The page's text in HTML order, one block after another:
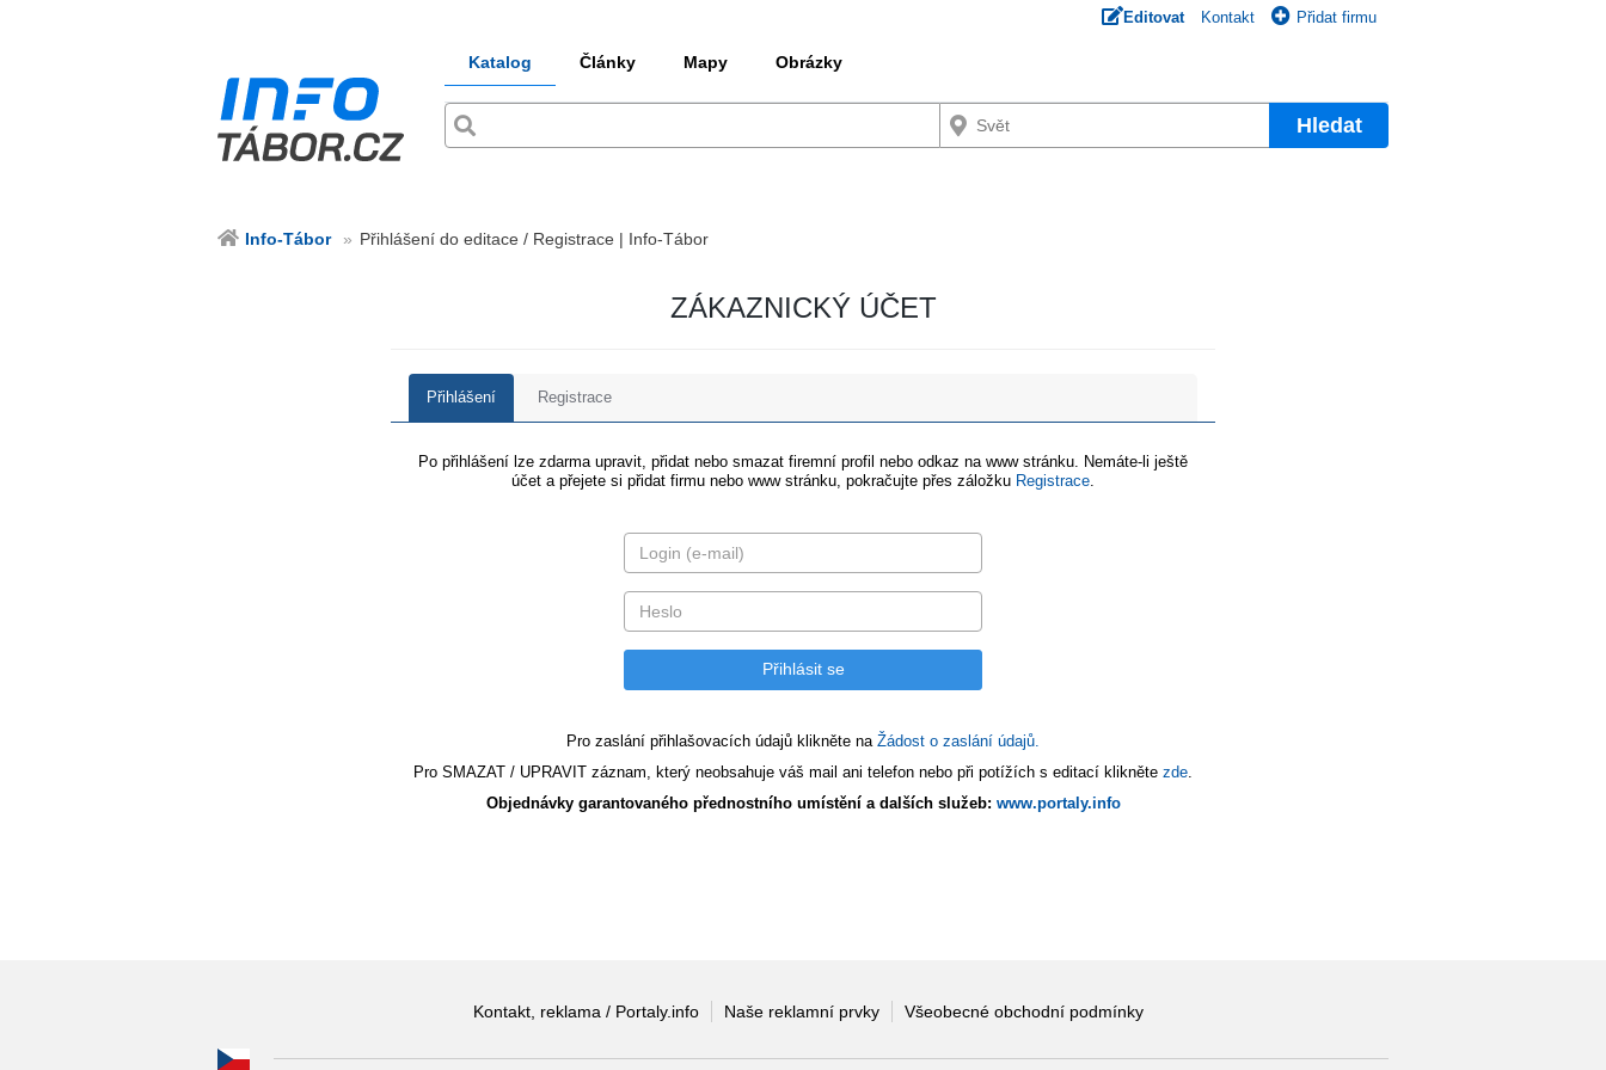
Editovat Kontakt Přidat firmu
Katalog Články Mapy Obrázky
Hledat
Info-Tábor Přihlášení do editace / Registrace | Info-Tábor
ZÁKAZNICKÝ ÚČET
Přihlášení Registrace
Po přihlášení lze zdarma upravit, přidat nebo smazat firemní profil nebo odkaz na www stránku. Nemáte-li ještě
účet a přejete si přidat firmu nebo www stránku, pokračujte přes záložku Registrace
Pro zaslání přihlašovacích údajů klikněte na Žádost o zaslání údajů.
Pro SMAZAT / UPRAVIT záznam, který neobsahuje váš mail ani telefon nebo při potížích s editací klikněte zde
Objednávky garantovaného přednostního umístění a dalších služeb: www.portaly.info
Kontakt, reklama / Portaly.info Naše reklamní prvky Všeobecné obchodní podmínky